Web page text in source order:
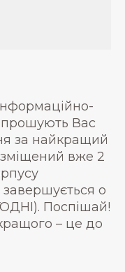
Вас
за найкращий
вже 2
завершується о
Поспішай!
– це до